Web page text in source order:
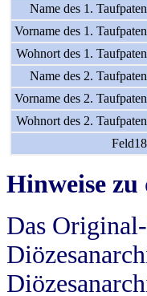
Name des 1.
Vorname des 1.
Wohnort des 1.
Name des 2.
Vorname des 2.
Wohnort des 2.
Hinweise
Das